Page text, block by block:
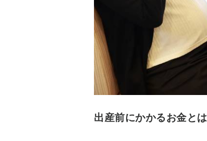
出産前にかかるお金とは